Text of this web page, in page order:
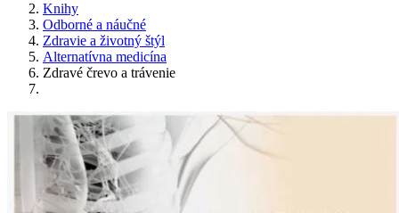
Knihy
Odborné a náučné
Zdravie a životný štýl
Alternatívna medicína
Zdravé črevo a trávenie